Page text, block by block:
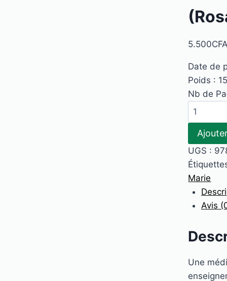
5.500CFA
Date de
Poids :
Nb de
quantité
de
Assidus
à
la
prière
avec
Marie
UGS :
Marie
Avis
Une